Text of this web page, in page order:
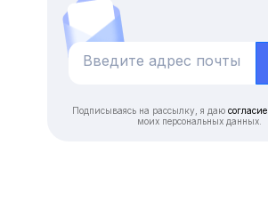
Подписываясь на рассылку, я даю согласие
моих персональных данных.